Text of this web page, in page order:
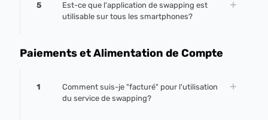
5
Est-ce que l'application de swapping est
utilisable sur tous les smartphones?
Paiements et Alimentation de Compte
1
Comment suis-je "facturé" pour l'utilisation
du service de swapping?